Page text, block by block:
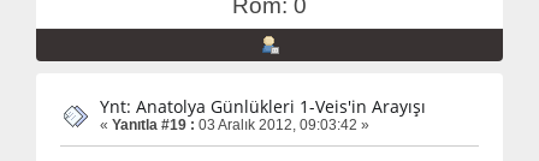
Ynt: Anatolya Günlükleri 1-Veis'in Arayışı
« Yanıtla #19 : 03 Aralık 2012, 09:03:42 »